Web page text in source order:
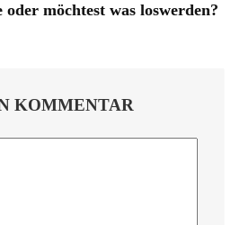
möchtest was loswerden?
KOMMENTAR